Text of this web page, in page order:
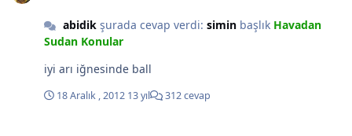
abidikşurada cevap verdi: siminbaşlık Havadan
Sudan Konular
iyi arı iğnesinde ball
18 Aralık , 2012 13 yıl 312 cevap